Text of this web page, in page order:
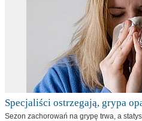
Specjaliści ostrzegają, grypa
Sezon zachorowań na grypę trwa, a